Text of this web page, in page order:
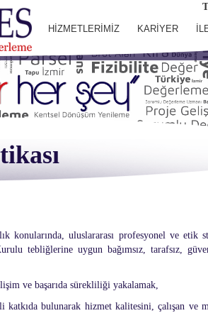
HİZMETLERİMİZ KARİYER
konularında, uluslararası profesyonel ve etik
tebliğlerine uygun bağımsız, tarafsız,
ve başarıda sürekliliği yakalamak,
katkıda bulunarak hizmet kalitesini, çalışan ve